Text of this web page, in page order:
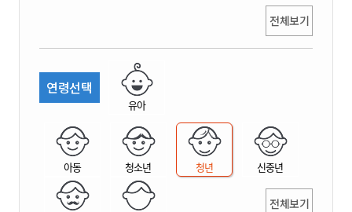
전체보기
연령선택
유아
아동 청소년 청년 신중년
전체보기